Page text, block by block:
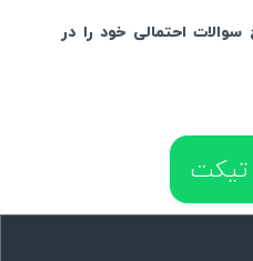
سوالات احتمالی خود را در
تیکت